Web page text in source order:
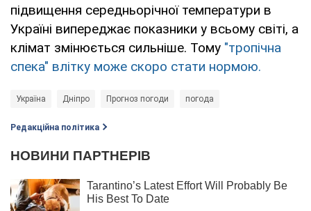
підвищення середньорічної температури в
Україні випереджає показники у всьому світі, а
клімат змінюється сильніше. Тому "тропічна
спека" влітку може скоро стати нормою.
Україна Дніпро Прогноз погоди погода
Редакційна політика